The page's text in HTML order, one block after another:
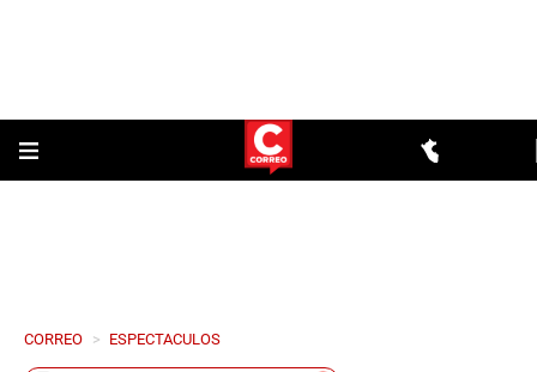
CORREO > ESPECTACULOS